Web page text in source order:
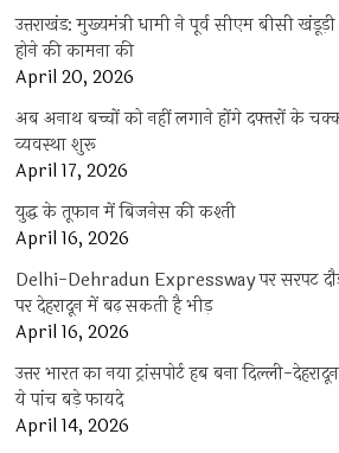
उत्तराखंड: मुख्यमंत्री धामी ने पूर्व सीएम बीसी
होने की कामना की
April 20, 2026
अब अनाथ बच्चों को नहीं लगाने होंगे दफ्तरों के
व्यवस्था शुरू
April 17, 2026
युद्ध के तूफान में बिजनेस की कश्ती
April 16, 2026
Delhi-Dehradun Expressway पर सरपट
पर देहरादून में बढ़ सकती है भीड़
April 16, 2026
उत्तर भारत का नया ट्रांसपोर्ट हब बना दिल्ली-
ये पांच बड़े फायदे
April 14, 2026